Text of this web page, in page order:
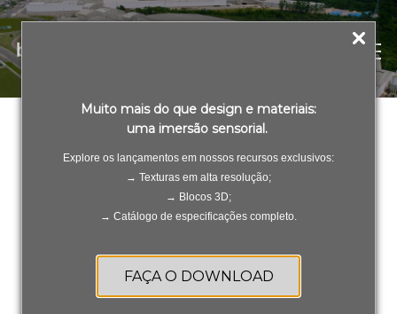
Muito mais do que design e materiais:
uma imersão sensorial.
Explore os lançamentos em nossos recursos exclusivos:
→ Texturas em alta resolução;
→ Blocos 3D;
→ Catálogo de especificações completo.
FAÇA O DOWNLOAD
Seja nosso fornecedor
O preenchimento deste pré cadastro não confirma o
cadastro como um fornecedor do Grupo Biancogres,
bem como, não faz com que o Grupo tenha a
candidatos a participarem de seus processos de
compras.